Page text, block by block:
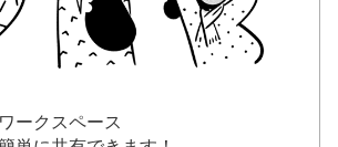
ークスペース